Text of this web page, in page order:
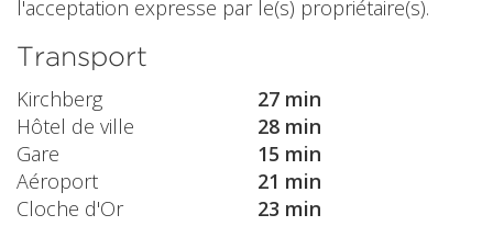
l'acceptation expresse par le(s) propriétaire(s).
Transport
Kirchberg
27 min
Hôtel de ville
28 min
Gare
15 min
Aéroport
21 min
Cloche d'Or
23 min